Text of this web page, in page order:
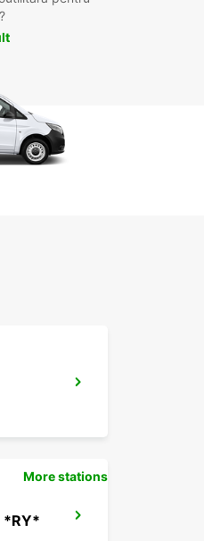
*RY*
More stations